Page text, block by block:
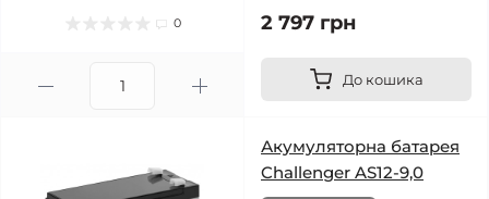
0 2 797 грн
До кошика
Акумуляторна батарея
Challenger AS12-9,0